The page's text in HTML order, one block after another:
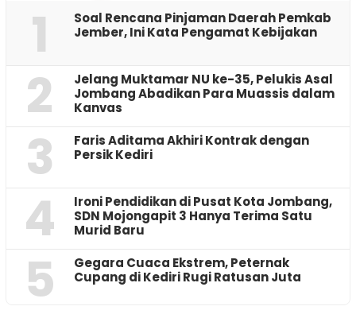
1
‎Soal Rencana Pinjaman Daerah Pemkab
Jember, Ini Kata Pengamat Kebijakan ‎
2
Jelang Muktamar NU ke-35, Pelukis Asal
Jombang Abadikan Para Muassis dalam
Kanvas
3
Faris Aditama Akhiri Kontrak dengan
Persik Kediri
4
Ironi Pendidikan di Pusat Kota Jombang,
SDN Mojongapit 3 Hanya Terima Satu
Murid Baru
5
‎Gegara Cuaca Ekstrem, Peternak
Cupang di Kediri Rugi Ratusan Juta